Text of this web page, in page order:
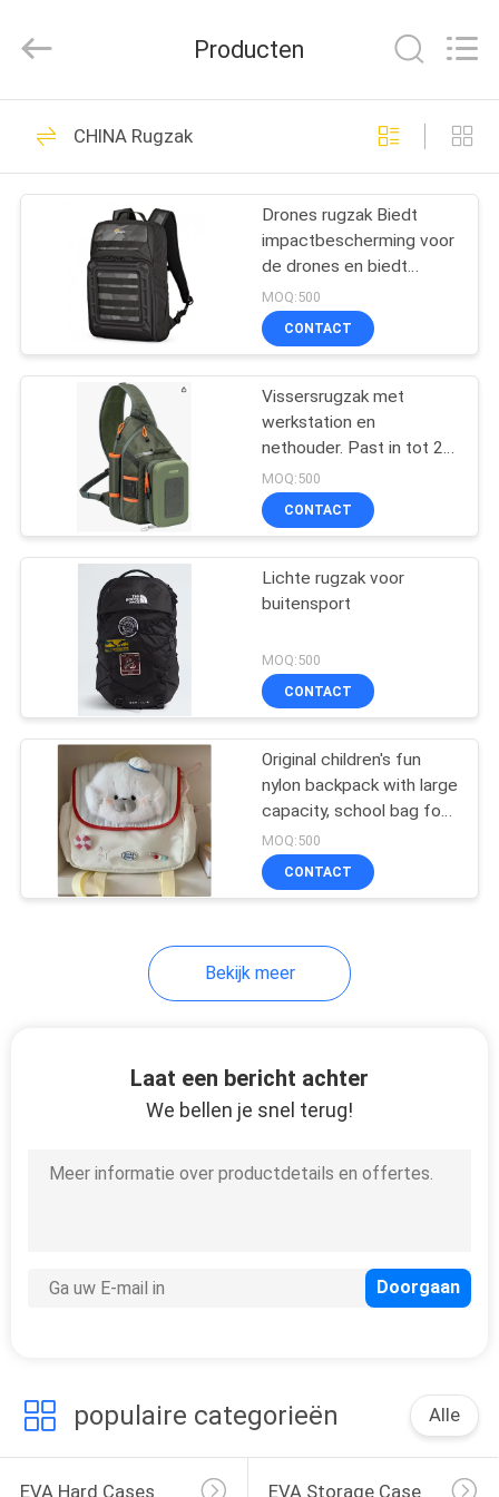
HUIS
PRODUCTEN
ONGEVEER
FABRIEKSREIS
KWALITEITSCONTROLE
SITEMAP
PRIVACY
POLICY
Reserved.
Developed
EVA Hard Cases
69
EVA Storage Case
49
Het dragen van EVA
geval
Geldzakjes
De Zakken van de
ritssluitingsbank
23
Producten
CHINA Rugzak
Drones rugzak Biedt
impactbescherming voor
de drones en biedt
ruimte voor extra
batterijen,
lanceerapparaten,
MOQ:500
CONTACT
Vissersrugzak met
werkstation en
nethouder. Past in tot 2 x
3600 pakketten, MOLLE-
systeem, EVA Hardshell
lichtgewicht
MOQ:500
CONTACT
Lichte rugzak voor
buitensport
MOQ:500
CONTACT
Original children's fun
nylon backpack with large
capacity, school bag for
cute Japanese-style
small animals, student
backpack
MOQ:500
CONTACT
Bekijk meer
Laat een bericht achter
We bellen je snel terug!
populaire categorieën Alle
EVA Hard Cases EVA Storage Case